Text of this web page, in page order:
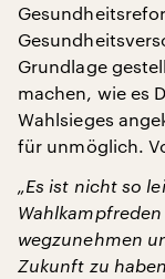
Grundlage
machen, wie es
Wahlsieges
für unmöglich.
„Es ist nicht so
wegzunehmen
Zukunft zu